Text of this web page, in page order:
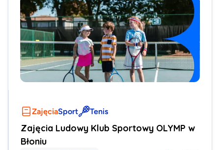
ZajęciaSport Tenis
Zajęcia Ludowy Klub Sportowy OLYMP w
Błoniu